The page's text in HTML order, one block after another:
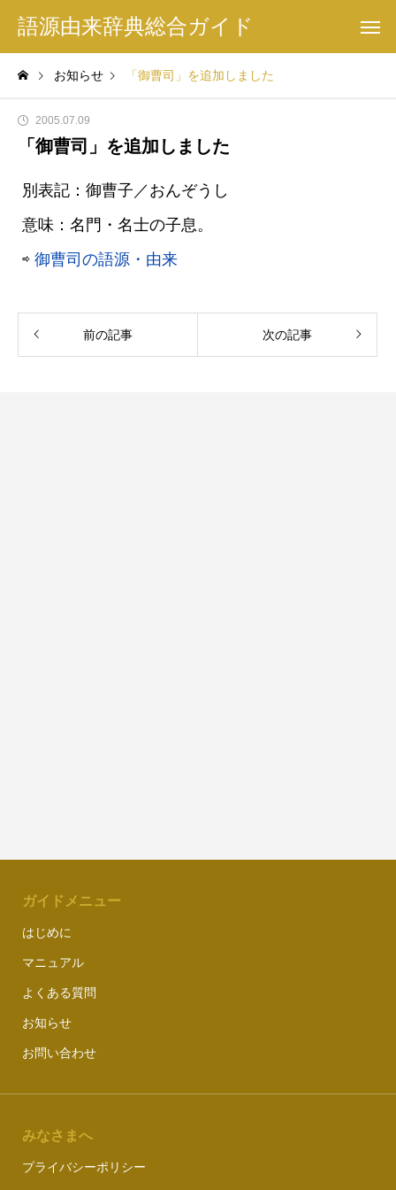
語源由来辞典総合ガイド
お知らせ 「御曹司」を追加しました
2005.07.09
「御曹司」を追加しました
別表記：御曹子／おんぞうし
意味：名門・名士の子息。
⇨ 御曹司の語源・由来
前の記事 次の記事
ガイドメニュー
はじめに
マニュアル
よくある質問
お知らせ
お問い合わせ
みなさまへ
プライバシーポリシー